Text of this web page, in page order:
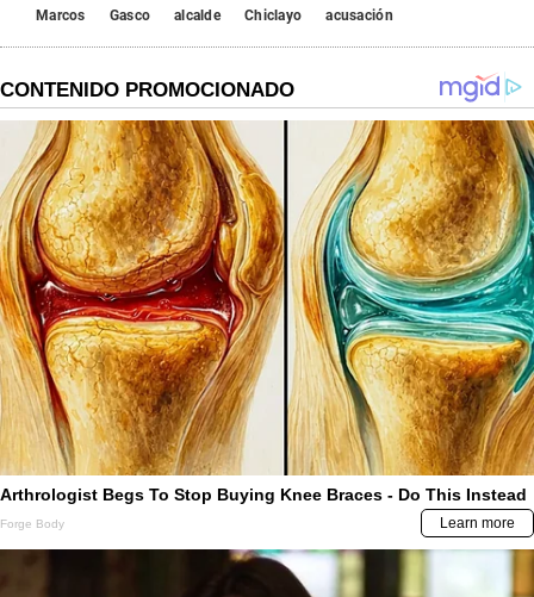
Marcos Gasco alcalde Chiclayo acusación